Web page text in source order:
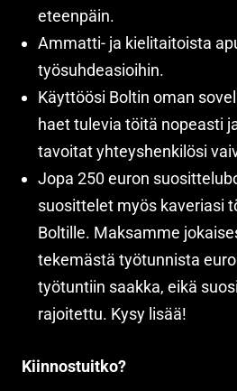
eteenpäin.
Ammatti- ja kielitaitoista
työsuhdeasioihin.
Käyttöösi Boltin oman
haet tulevia töitä nopeasti
tavoitat yhteyshenkilösi
Jopa 250 euron
suosittelet myös kaveriasi
Boltille. Maksamme
tekemästä työtunnista
työtuntiin saakka, eikä
rajoitettu. Kysy lisää!
Kiinnostuitko?